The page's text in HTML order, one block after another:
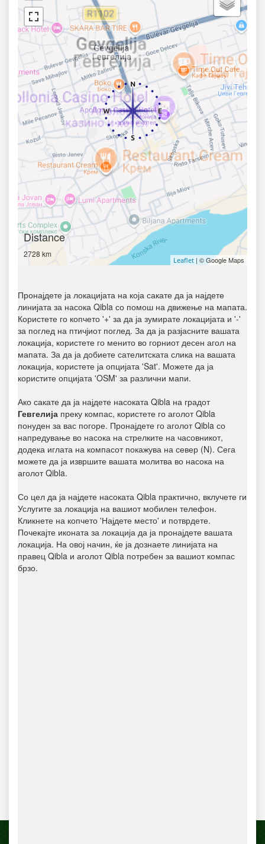
Distance
2728 km
Leaflet | © Google Maps
Пронајдете ја локацијата на која сакате да ја најдете
линијата за насока Qibla со помош на движење на мапата.
Користете го копчето '+' за да ја зумирате локацијата и '-'
за поглед на птичјиот поглед. За да ја разјасните вашата
локација, користете го менито во горниот десен агол на
мапата. За да ја добиете сателитската слика на вашата
локација, користете ја опцијата 'Sat'. Можете да ја
користите опцијата 'OSM' за различни мапи.
Ако сакате да ја најдете насоката Qibla на градот
Гевгелија преку компас, користете го аголот Qibla
понуден за вас погоре. Пронајдете го аголот Qibla со
напредување во насока на стрелките на часовникот,
додека иглата на компасот покажува на север (N). Сега
можете да ја извршите вашата молитва во насока на
аголот Qibla.
Со цел да ја најдете насоката Qibla практично, вклучете ги
Услугите за локација на вашиот мобилен телефон.
Кликнете на копчето 'Најдете место' и потврдете.
Почекајте иконата за локација да ја пронајдете вашата
локација. На овој начин, ќе ја дознаете линијата на
правец Qibla и аголот Qibla потребен за вашиот компас
брзо.